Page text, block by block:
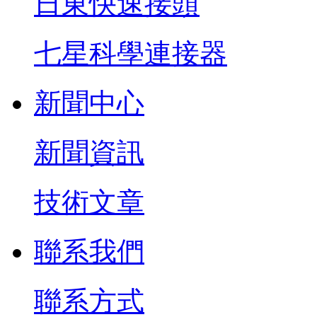
七星科學連接器
新聞中心
新聞資訊
技術文章
聯系我們
聯系方式